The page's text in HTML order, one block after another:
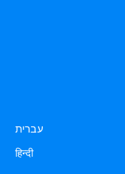
עברית
हिन्दी